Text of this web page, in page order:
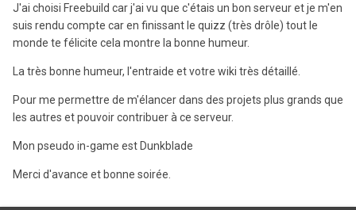
J'ai choisi Freebuild car j'ai vu que c'étais un bon serveur et je m'en
suis rendu compte car en finissant le quizz (très drôle) tout le
monde te félicite cela montre la bonne humeur.
La très bonne humeur, l'entraide et votre wiki très détaillé.
Pour me permettre de m'élancer dans des projets plus grands que
les autres et pouvoir contribuer à ce serveur.
Mon pseudo in-game est Dunkblade
Merci d'avance et bonne soirée.